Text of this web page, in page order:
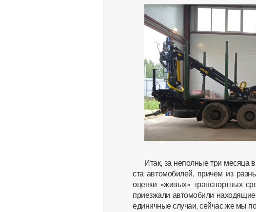
Итак, за неполные три
ста автомобилей, причем из
оценки «живых» транспортных
приезжали автомобили
единичные случаи, сейчас же мы